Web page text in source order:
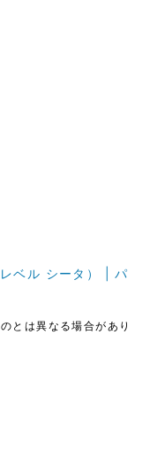
ベル シータ） | パ
とは異なる場合があり